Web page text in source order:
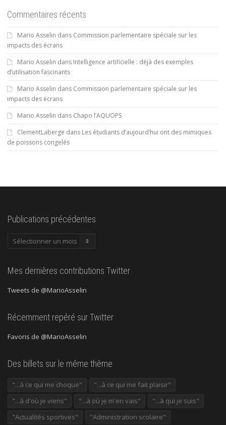
Commentaires récents
Mario Asselin dans Commission parlementaire spéciale sur les
impacts des écrans
Mario Asselin dans Intelligence artificielle : déjà des exemples
d’utilisation fascinants
Mario Asselin dans Commission parlementaire spéciale sur les
impacts des écrans
Mario Asselin dans Chapo l’AQUOPS
ClementLaberge dans Les étudiants d’aujourd’hui ont des mimiques
de poissons congelés
Publications précédentes
Publications
Mes dernières contributions Twitter
Tweets de @MarioAsselin
Récemment repéré sur Twitter
Favoris de @MarioAsselin
Des billets sur le même thème
"...à ce qui me choque"
"...à ce qui me fait plaisir"
"...à d'où je viens"
"...à où je m'en vais"
"...à qui je suis"
"Actualités sportives"
"Administration scolaire"